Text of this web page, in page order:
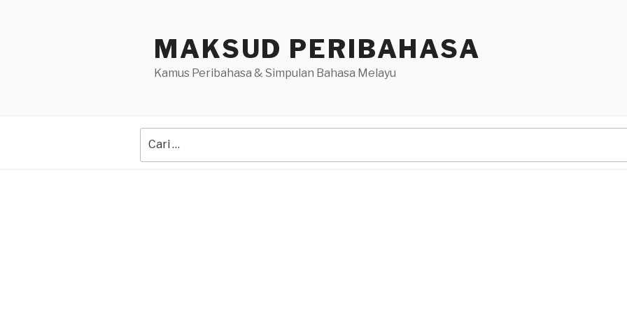
MAKSUD PERIBAHASA
Kamus Peribahasa & Simpulan Bahasa Melayu
for: